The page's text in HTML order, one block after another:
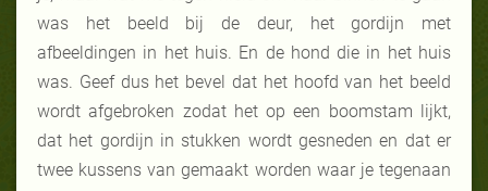
was het beeld bij de deur, het gordijn met
afbeeldingen in het huis. En de hond die in het huis
was. Geef dus het bevel dat het hoofd van het beeld
wordt afgebroken zodat het op een boomstam lijkt,
dat het gordijn in stukken wordt gesneden en dat er
twee kussens van gemaakt worden waar je tegenaan